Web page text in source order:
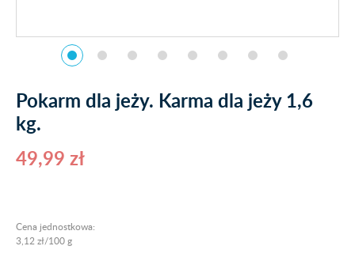
Pokarm dla jeży. Karma dla jeży 1,6
kg.
49,99 zł
Cena jednostkowa:
3,12 zł/100 g